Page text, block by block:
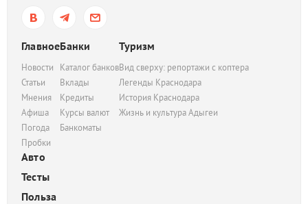
Главное
Новости
Статьи
Мнения
Афиша
Погода
Пробки
Банки
Каталог банков
Вклады
Кредиты
Курсы валют
Банкоматы
Туризм
Вид сверху: репортажи с коптера
Легенды Краснодара
История Краснодара
Жизнь и культура Адыгеи
Авто
Тесты
Польза